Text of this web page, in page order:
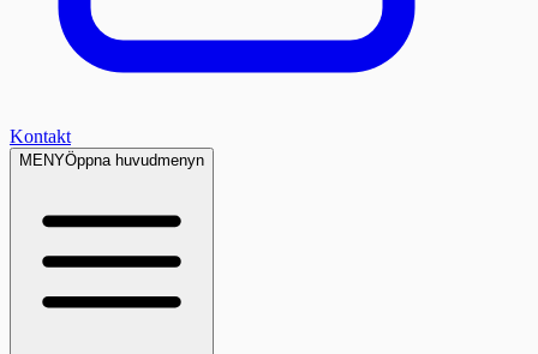
Kontakt
MENYÖppna huvudmenyn